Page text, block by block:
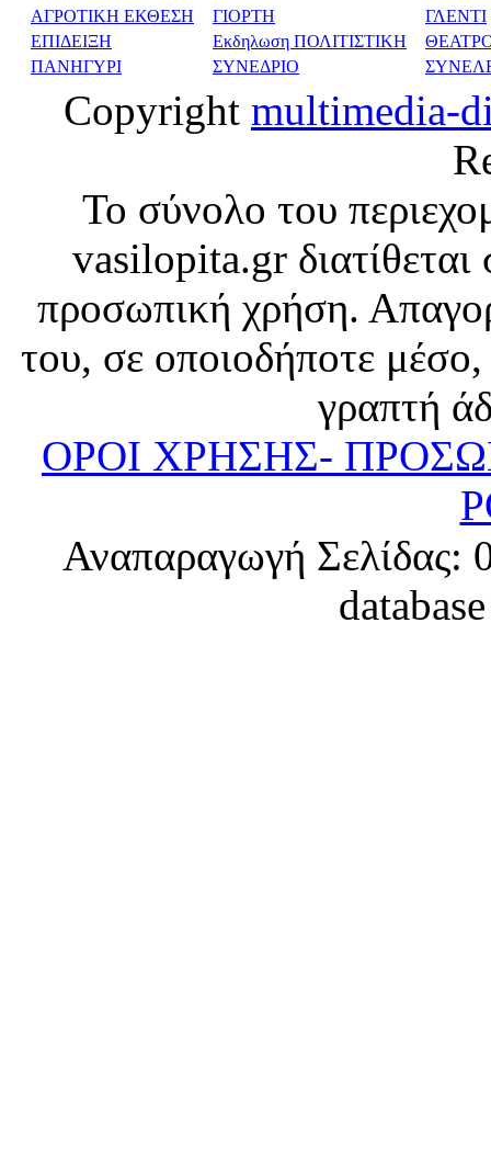
ΑΓΡΟΤΙΚΗ ΕΚΘΕΣΗ ΓΙΟΡΤΗ
ΓΛΕΝΤΙ
ΕΠΙΔΕΙΞΗ
Εκδηλωση ΠΟΛΙΤΙΣΤΙΚΗ
ΠΑΝΗΓΥΡΙ
ΣΥΝΕΔΡΙΟ
Copyright multimedia-
Το σύνολο του
vasilopita.gr διατίθεται
προσωπική χρήση.
του, σε οποιοδήποτε
γραπτή
ΟΡΟΙ ΧΡΗΣΗΣ-
Αναπαραγωγή Σελίδας: